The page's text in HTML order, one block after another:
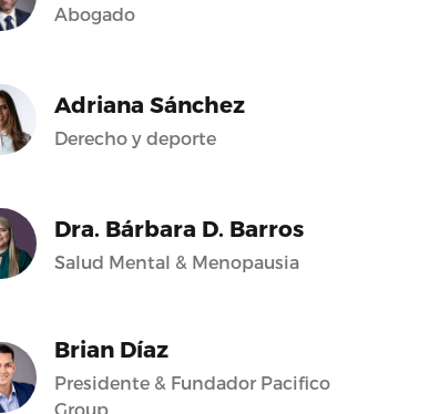
Abogado
Adriana Sánchez
Derecho y deporte
Dra. Bárbara D. Barros
Salud Mental & Menopausia
Brian Díaz
Presidente & Fundador Pacifico
Group